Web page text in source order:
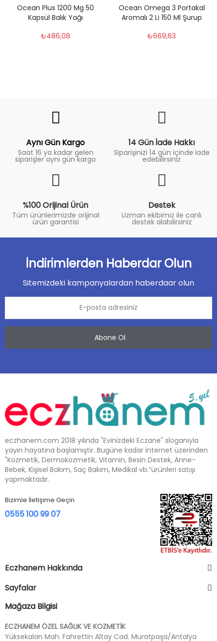
Ocean Plus 1200 Mg 50
Kapsül Balık Yağı
₺486,08
Ocean Omega 3 Portakal
Aromalı 2 Li 150 Ml Şurup
₺669,63
Aynı Gün Kargo
Saat 16 ya kadar gelen
siparişler aynı gün kargo
14 Gün İade Hakkı
Siparişinizi 14 gün içinde iade
edebilirsiniz
%100 Orijinal Ürün
Tüm ürünlerimizde orijinal
ürün garantisi
Destek
Uzman ekibimiz ile canlı
destek alabilirsiniz
İndirimlerden Haberdar Olun
Sitemizdeki kampanyalardan haberdaar olun
Abone Ol
eczhanem.com 2018 yılında "Evinizdeki Eczane" sloganıyla
yayın hayatına başlamıştır. Bugüne kadar internet üzerinden
"Kozmetik, Dermokozmetik, Vitamin, Besin Destek, Anne-
Bebek, Kişisel Bakım, Saç Bakım, Medikal vb.”ürünleri satışı
yapmaktadır.
Bizimle İletişime Geçin
0555 100 99 07
Eczhanem Hakkında
Sayfalar
Mağaza Bilgisi
ECZHANEM ÖZEL SAĞLIK VE KOZMETİK
Yüksekalan Mah. Fahrettin Altay Cad. Muratpaşa/Antalya